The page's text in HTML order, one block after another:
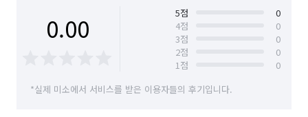
0.00 5점
0
4점
0
3점
0
2점
0
1점
0
*실제 미소에서 서비스를 받은 이용자들의 후기입니다.